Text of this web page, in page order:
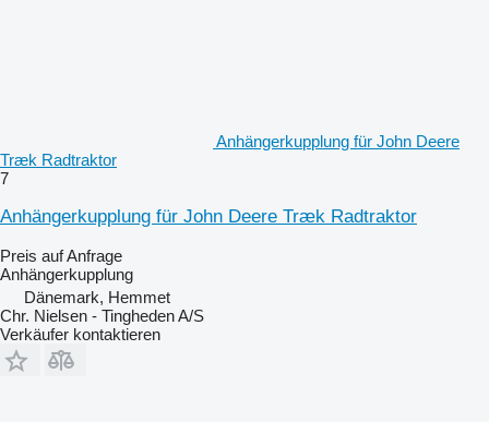
Anhängerkupplung für John Deere
Træk Radtraktor
7
Anhängerkupplung für John Deere Træk Radtraktor
Preis auf Anfrage
Anhängerkupplung
Dänemark, Hemmet
Chr. Nielsen - Tingheden A/S
Verkäufer kontaktieren